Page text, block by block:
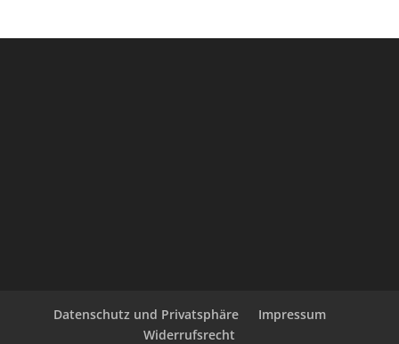
Datenschutz und Privatsphäre
Impressum
Widerrufsrecht